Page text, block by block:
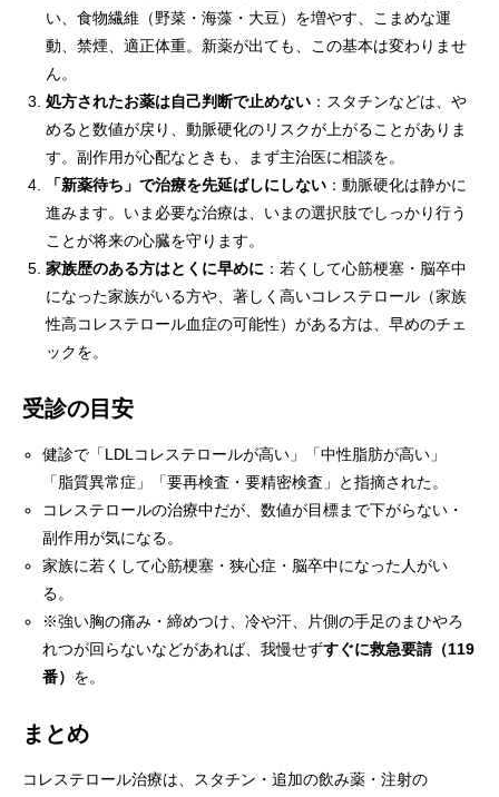
い、食物繊維（野菜・海藻・大豆）を増やす、こまめな運
動、禁煙、適正体重。新薬が出ても、この基本は変わりませ
ん。
処方されたお薬は自己判断で止めない ：スタチンなどは、や
めると数値が戻り、動脈硬化のリスクが上がることがありま
す。副作用が心配なときも、まず主治医に相談を。
「新薬待ち」で治療を先延ばしにしない ：動脈硬化は静かに
進みます。いま必要な治療は、いまの選択肢でしっかり行う
ことが将来の心臓を守ります。
家族歴のある方はとくに早めに ：若くして心筋梗塞・脳卒中
になった家族がいる方や、著しく高いコレステロール（家族
性高コレステロール血症の可能性）がある方は、早めのチェ
ックを。
受診の目安
健診で「LDLコレステロールが高い」「中性脂肪が高い」
「脂質異常症」「要再検査・要精密検査」と指摘された。
コレステロールの治療中だが、数値が目標まで下がらない・
副作用が気になる。
家族に若くして心筋梗塞・狭心症・脳卒中になった人がい
る。
※強い胸の痛み・締めつけ、冷や汗、片側の手足のまひやろ
れつが回らないなどがあれば、我慢せずすぐに救急要請（119
番） を。
まとめ
コレステロール治療は、スタチン・追加の飲み薬・注射の